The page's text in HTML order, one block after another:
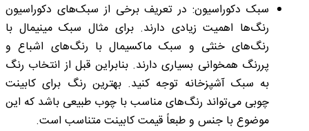
سبک دکوراسیون: در تعریف برخی از سبک‌های دکوراسیون
رنگ‌ها اهمیت زیادی دارند. برای مثال سبک مینیمال با
رنگ‌های خنثی و سبک ماکسیمال با رنگ‌های اشباع و
پررنگ همخوانی بسیاری دارند. بنابراین قبل از انتخاب رنگ
به سبک آشپزخانه توجه کنید. بهترین رنگ برای کابینت
چوبی می‌تواند رنگ‌های مناسب با چوب طبیعی باشد که این
موضوع با جنس و طبعاً قیمت کابینت متناسب است.